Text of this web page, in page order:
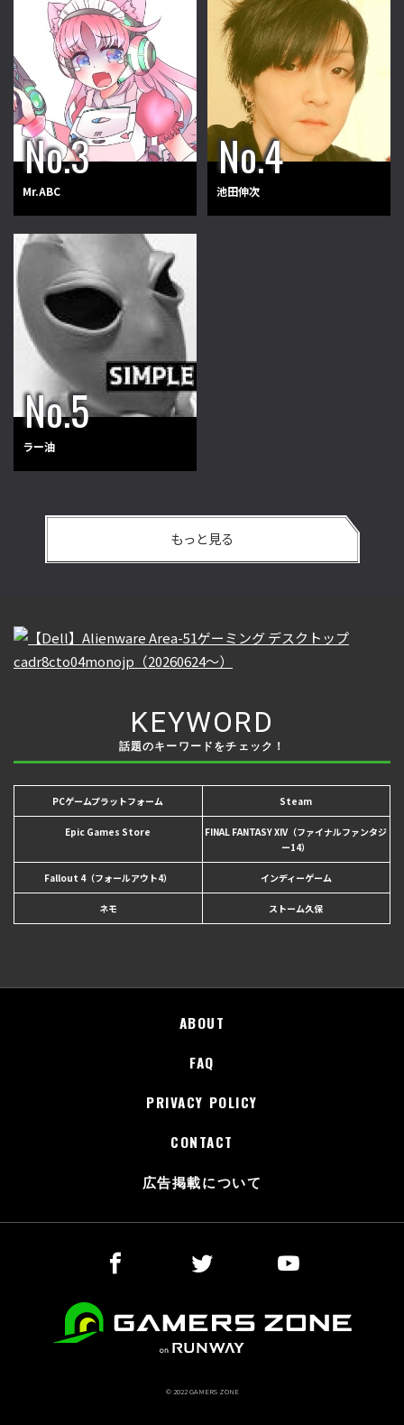
Mr.ABC 池田伸次
ラー油
もっと見る
KEYWORD
話題のキーワードをチェック！
PCゲームプラットフォーム Steam
Epic Games Store
FINAL FANTASY XIV（ファイナルファンタジ
ー14）
Fallout 4（フォールアウト4） インディーゲーム
ネモ ストーム久保
ABOUT
FAQ
PRIVACY POLICY
CONTACT
広告掲載について
© 2022 GAMERS ZONE